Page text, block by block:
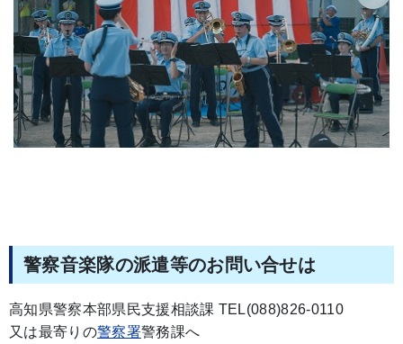
警察音楽隊の派遣等のお問い合せは
高知県警察本部県民支援相談課 TEL(088)826-0110
又は最寄りの警察署警務課へ